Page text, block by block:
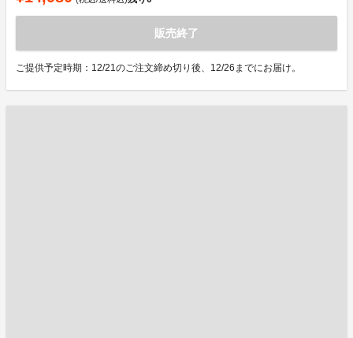
販売終了
ご提供予定時期：12/21のご注文締め切り後、12/26までにお届け。